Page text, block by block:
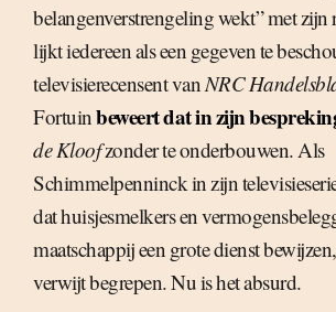
belangenverstrengeling wekt” met zijn
lijkt iedereen als een gegeven te
televisierecensent vanNRC
Fortuinbeweert dat in zijn
de Kloofzonder te onderbouwen. Als
Schimmelpenninck in zijn
dat huisjesmelkers en
maatschappij een grote dienst
verwijt begrepen. Nu is het absurd.